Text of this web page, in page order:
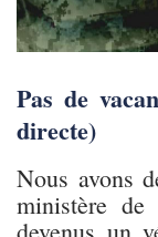
Pas de
directe)
Nous avons
ministère de